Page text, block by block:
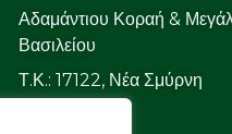
Αδαμάντιου Κοραή &
Βασιλείου
Τ.Κ.: 17122, Νέα Σμύρνη